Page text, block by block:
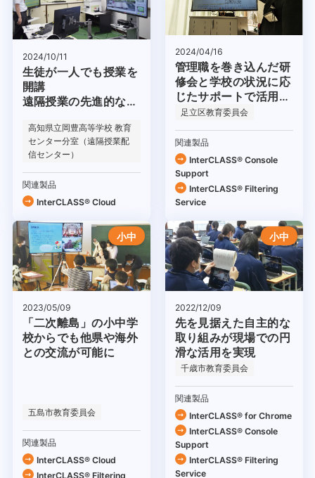
2024/10/11
生徒が一人でも授業を
開講
遠隔授業の先進的な取
高知県立岡豊高等学校 教育
センター分室（遠隔授業配
信センター）
関連製品
InterCLASS® Cloud
2024/04/16
管理職を巻き込んだ研
修会と学校の状況に応
じたサポートで活用を
促進
足立区教育委員会
関連製品
InterCLASS®︎ Console
Support
InterCLASS®︎ Filtering
Service
小中
2023/05/09
「二次離島」の小中学
校からでも他県や海外
との交流が可能に
五島市教育委員会
関連製品
InterCLASS® Cloud
InterCLASS®︎ Filtering
小中
2022/12/09
先を見据えた自主的な
取り組みが現場での円
滑な活用を実現
千歳市教育委員会
関連製品
InterCLASS®︎ for Chrome
InterCLASS®︎ Console
Support
InterCLASS®︎ Filtering
Service